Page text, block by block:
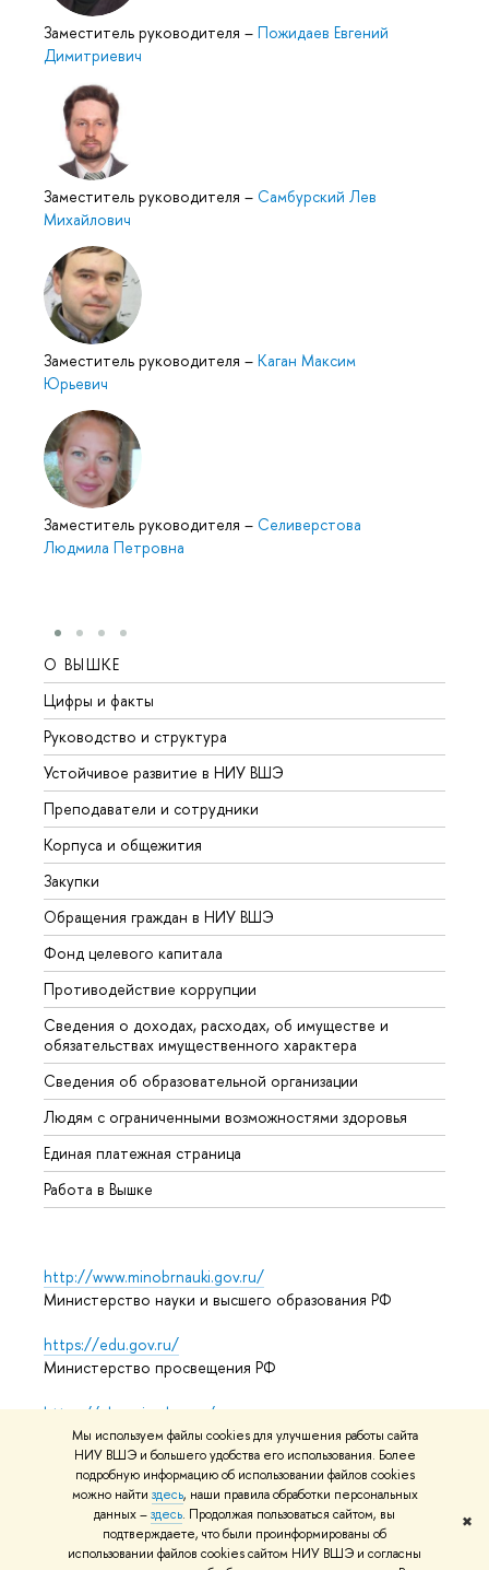
Мы используем файлы cookies для улучшения работы сайта
НИУ ВШЭ и большего удобства его использования. Более
подробную информацию об использовании файлов cookies
можно найти здесь, наши правила обработки персональных
данных –здесь. Продолжая пользоваться сайтом, вы
подтверждаете, что были проинформированы об
использовании файлов cookies сайтом НИУ ВШЭ и согласны
✖
Заместитель руководителя – Пожидаев Евгений
Димитриевич
Заместитель руководителя – Самбурский Лев
Михайлович
Заместитель руководителя – Каган Максим
Юрьевич
Заместитель руководителя – Селиверстова
Людмила Петровна
О ВЫШКЕ
Цифры и факты
Руководство и структура
Устойчивое развитие в НИУ ВШЭ
Преподаватели и сотрудники
Корпуса и общежития
Закупки
Обращения граждан в НИУ ВШЭ
Фонд целевого капитала
Противодействие коррупции
Сведения о доходах, расходах, об имуществе и
обязательствах имущественного характера
Сведения об образовательной организации
Людям с ограниченными возможностями здоровья
Единая платежная страница
Работа в Вышке
http://www.minobrnauki.gov.ru/
Министерство науки и высшего образования РФ
https://edu.gov.ru/
Министерство просвещения РФ
https://elearning.hse.ru/mooc
Массовые открытые онлайн-курсы
© НИУ ВШЭ 1993–2026 Адреса и контактыУсловия
использования материаловПолитика конфиденциальности
Карта сайта